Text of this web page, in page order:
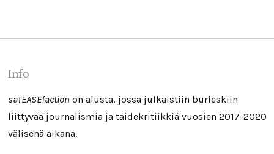
Info
saTEASEfaction on alusta, jossa julkaistiin burleskiin
liittyvää journalismia ja taidekritiikkiä vuosien 2017-2020
välisenä aikana.